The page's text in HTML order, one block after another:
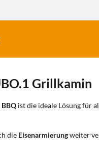
Grillkamin
ist die ideale Lösung für
die Eisenarmierungweiter